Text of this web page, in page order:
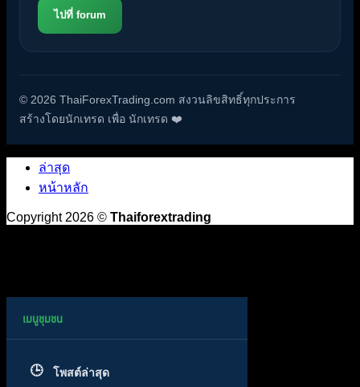
ไปที่ forum
© 2026 ThaiForexTrading.com สงวนลิขสิทธิ์ทุกประการ
สร้างโดยนักเทรด เพื่อ นักเทรด ❤️
ล่าสุด
หน้าหลัก
Copyright 2026 © Thaiforextrading
โพสต์ล่าสุด